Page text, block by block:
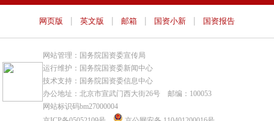
网页版 | 英文版 | 邮箱 | 国资小新 | 国资报告
网站管理：国务院国资委宣传局
运行维护：国务院国资委新闻中心
技术支持：国务院国资委信息中心
办公地址：北京市宣武门西大街26号 邮编：100053
网站标识码bm27000004